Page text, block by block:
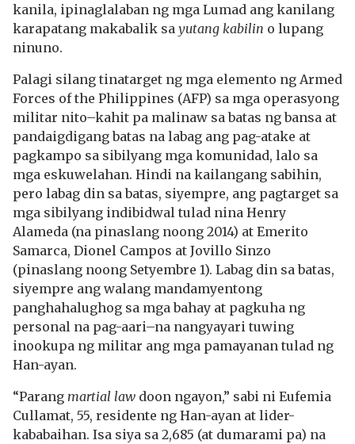
kanila, ipinaglalaban ng mga Lumad ang kanilang
karapatang makabalik sa yutang kabilin o lupang
ninuno.
Palagi silang tinatarget ng mga elemento ng Armed
Forces of the Philippines (AFP) sa mga operasyong
militar nito–kahit pa malinaw sa batas ng bansa at
pandaigdigang batas na labag ang pag-atake at
pagkampo sa sibilyang mga komunidad, lalo sa
mga eskuwelahan. Hindi na kailangang sabihin,
pero labag din sa batas, siyempre, ang pagtarget sa
mga sibilyang indibidwal tulad nina Henry
Alameda (na pinaslang noong 2014) at Emerito
Samarca, Dionel Campos at Jovillo Sinzo
(pinaslang noong Setyembre 1). Labag din sa batas,
siyempre ang walang mandamyentong
panghahalughog sa mga bahay at pagkuha ng
personal na pag-aari–na nangyayari tuwing
inookupa ng militar ang mga pamayanan tulad ng
Han-ayan.
“Parang martial law doon ngayon,” sabi ni Eufemia
Cullamat, 55, residente ng Han-ayan at lider-
kababaihan. Isa siya sa 2,685 (at dumarami pa) na